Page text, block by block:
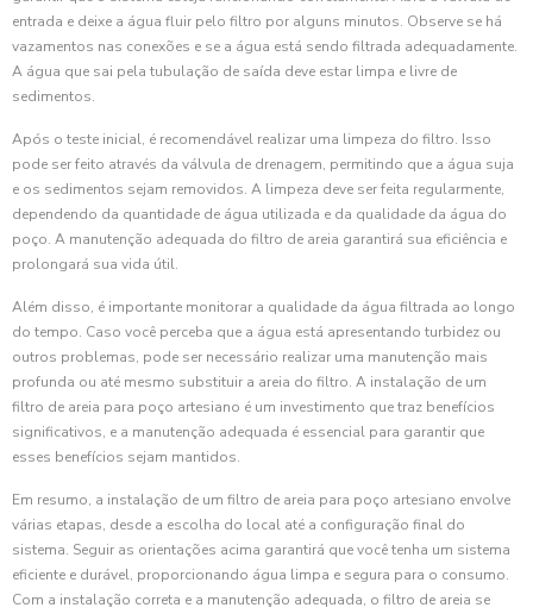
entrada e deixe a água fluir pelo filtro por alguns minutos. Observe se há
vazamentos nas conexões e se a água está sendo filtrada adequadamente.
A água que sai pela tubulação de saída deve estar limpa e livre de
sedimentos.
Após o teste inicial, é recomendável realizar uma limpeza do filtro. Isso
pode ser feito através da válvula de drenagem, permitindo que a água suja
e os sedimentos sejam removidos. A limpeza deve ser feita regularmente,
dependendo da quantidade de água utilizada e da qualidade da água do
poço. A manutenção adequada do filtro de areia garantirá sua eficiência e
prolongará sua vida útil.
Além disso, é importante monitorar a qualidade da água filtrada ao longo
do tempo. Caso você perceba que a água está apresentando turbidez ou
outros problemas, pode ser necessário realizar uma manutenção mais
profunda ou até mesmo substituir a areia do filtro. A instalação de um
filtro de areia para poço artesiano é um investimento que traz benefícios
significativos, e a manutenção adequada é essencial para garantir que
esses benefícios sejam mantidos.
Em resumo, a instalação de um filtro de areia para poço artesiano envolve
várias etapas, desde a escolha do local até a configuração final do
sistema. Seguir as orientações acima garantirá que você tenha um sistema
eficiente e durável, proporcionando água limpa e segura para o consumo.
Com a instalação correta e a manutenção adequada, o filtro de areia se